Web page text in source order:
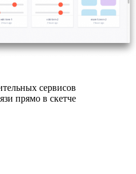
сервисов
прямо в скетче